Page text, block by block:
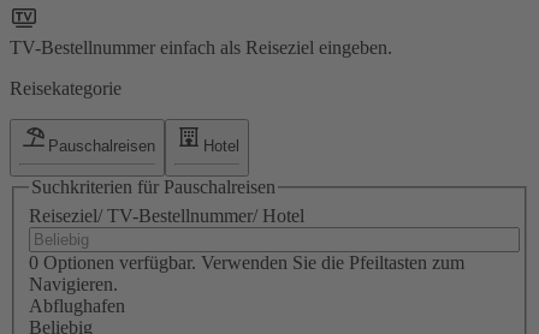
TV-Bestellnummer einfach als Reiseziel eingeben.
Reisekategorie
Pauschalreisen Hotel
Suchkriterien für Pauschalreisen
Reiseziel/ TV-Bestellnummer/ Hotel
0 Optionen verfügbar. Verwenden Sie die Pfeiltasten zum
Navigieren.
Abflughafen
Beliebig